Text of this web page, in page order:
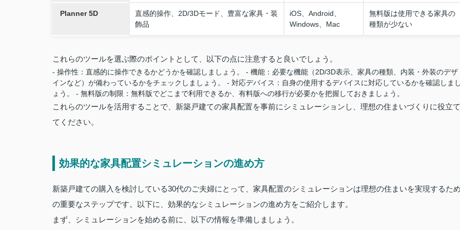
Planner 5D
直感的操作、2D/3Dモード、豊富な家具・装
飾品
iOS、Android、
Windows、Mac
無料版は使用できる家具の
種類が少ない
これらのツールを選ぶ際のポイントとして、以下の点に注意すると良いでしょう。
- 操作性：直感的に操作できるかどうかを確認しましょう。 - 機能：必要な機能（2D/3D表示、家具の種類、内装・外装のデザ
インなど）が備わっているかをチェックしましょう。 - 対応デバイス：自身の使用するデバイスに対応しているかを確認しまし
ょう。 - 無料版の制限：無料版でどこまで利用できるか、有料版への移行が必要かを把握しておきましょう。
これらのツールを活用することで、新築戸建ての家具配置を事前にシミュレーションし、理想の住まいづくりに役立て
てください。
効果的な家具配置シミュレーションの進め方
新築戸建ての購入を検討している30代のご夫婦にとって、家具配置のシミュレーションは理想の住まいを実現するため
の重要なステップです。以下に、効果的なシミュレーションの進め方をご紹介します。
まず、シミュレーションを始める前に、以下の情報を準備しましょう。